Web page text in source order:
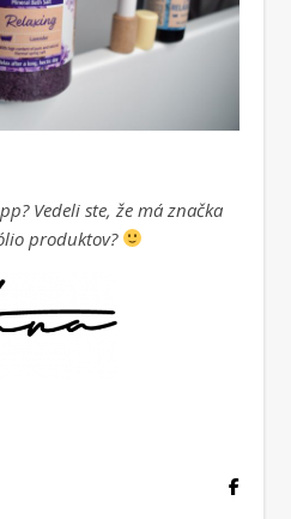
Vedeli ste, že má značka
produktov?